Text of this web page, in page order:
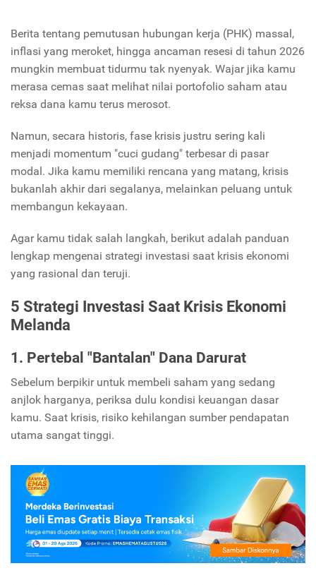
Berita tentang pemutusan hubungan kerja (PHK) massal,
inflasi yang meroket, hingga ancaman resesi di tahun 2026
mungkin membuat tidurmu tak nyenyak. Wajar jika kamu
merasa cemas saat melihat nilai portofolio saham atau
reksa dana kamu terus merosot.
Namun, secara historis, fase krisis justru sering kali
menjadi momentum "cuci gudang" terbesar di pasar
modal. Jika kamu memiliki rencana yang matang, krisis
bukanlah akhir dari segalanya, melainkan peluang untuk
membangun kekayaan.
Agar kamu tidak salah langkah, berikut adalah panduan
lengkap mengenai strategi investasi saat krisis ekonomi
yang rasional dan teruji.
5 Strategi Investasi Saat Krisis Ekonomi
Melanda
1. Pertebal "Bantalan" Dana Darurat
Sebelum berpikir untuk membeli saham yang sedang
anjlok harganya, periksa dulu kondisi keuangan dasar
kamu. Saat krisis, risiko kehilangan sumber pendapatan
utama sangat tinggi.